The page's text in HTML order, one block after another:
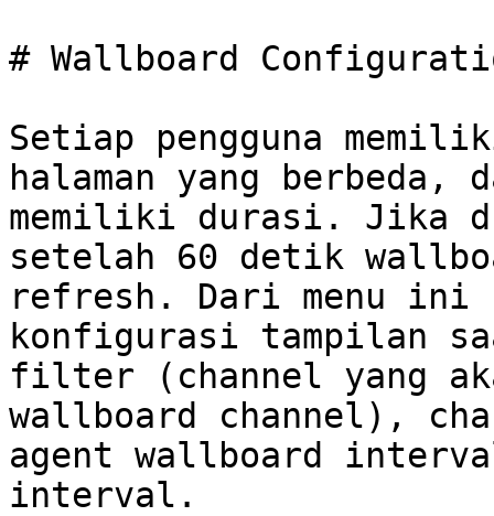
# Wallboard
Setiap pengguna
halaman yang berbeda,
memiliki durasi. Jika
setelah 60 detik
refresh. Dari menu ini
konfigurasi tampilan
filter (channel yang
wallboard channel),
agent wallboard
interval.